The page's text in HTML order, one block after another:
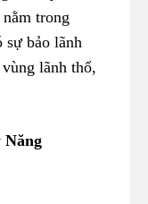
trong
sự bảo lãnh
lãnh thổ,